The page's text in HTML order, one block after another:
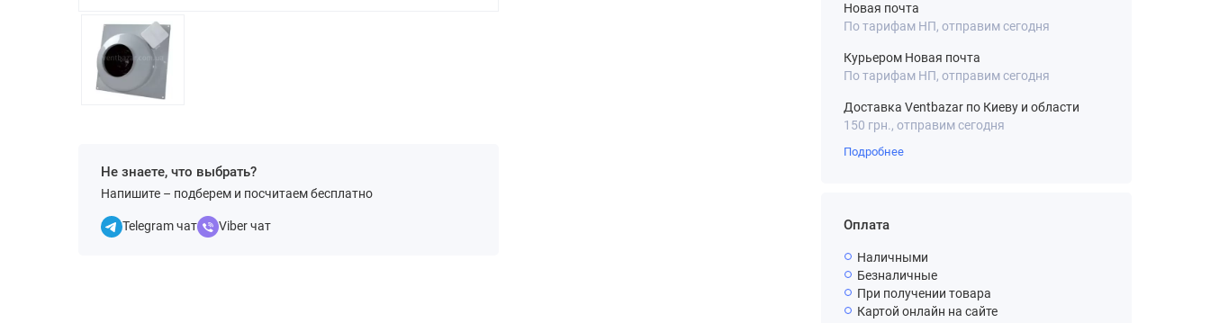
Не знаете, что выбрать?
Напишите – подберем и посчитаем бесплатно
Telegram чат Viber чат
Новая почта
По тарифам НП, отправим сегодня
Курьером Новая почта
По тарифам НП, отправим сегодня
Доставка Ventbazar по Киеву и области
150 грн., отправим сегодня
Подробнее
Оплата
Наличными
Безналичные
При получении товара
Картой онлайн на сайте